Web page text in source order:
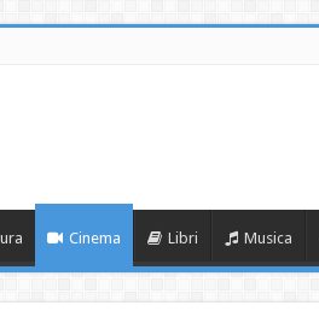
Cinema Libri Musica